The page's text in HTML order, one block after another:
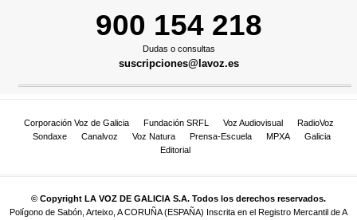
900 154 218
Dudas o consultas
suscripciones@lavoz.es
Corporación Voz de Galicia Fundación SRFL Voz Audiovisual
RadioVoz
Sondaxe
Canalvoz Voz Natura Prensa-Escuela MPXA
Galicia
Editorial
© Copyright LA VOZ DE GALICIA S.A. Todos los derechos reservados.
Polígono de Sabón, Arteixo, A CORUÑA (ESPAÑA) Inscrita en el Registro Mercantil de A